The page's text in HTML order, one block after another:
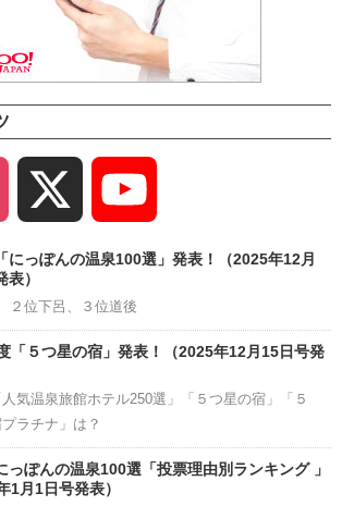
Instagram
Channel
にっぽんの温泉100選」発表！（2025年12月
）
２位下呂、３位道後
「５つ星の宿」発表！（2025年12月15日号発
気温泉旅館ホテル250選」「５つ星の宿」「５
ラチナ」は？
っぽんの温泉100選「投票理由別ランキング 」
1月1日号発表）